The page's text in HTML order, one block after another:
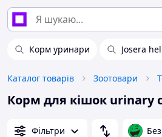
Корм уринари Josera
Каталог товарів Зоотовари
Корм для кішок urinary
Фільтри